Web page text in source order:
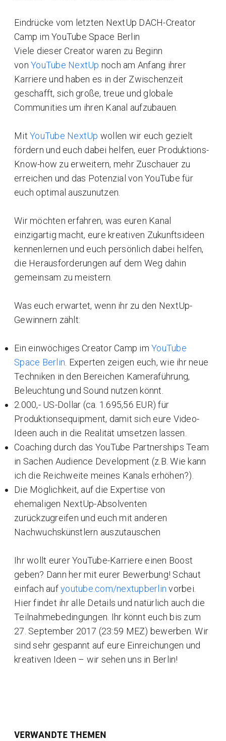
Eindrücke vom letzten NextUp DACH-Creator
Camp im YouTube Space Berlin
Viele dieser Creator waren zu Beginn
von YouTube NextUp noch am Anfang ihrer
Karriere und haben es in der Zwischenzeit
geschafft, sich große, treue und globale
Communities um ihren Kanal aufzubauen.
Mit YouTube NextUp wollen wir euch gezielt
fördern und euch dabei helfen, euer Produktions-
Know-how zu erweitern, mehr Zuschauer zu
erreichen und das Potenzial von YouTube für
euch optimal auszunutzen.
Wir möchten erfahren, was euren Kanal
einzigartig macht, eure kreativen Zukunftsideen
kennenlernen und euch persönlich dabei helfen,
die Herausforderungen auf dem Weg dahin
gemeinsam zu meistern.
Was euch erwartet, wenn ihr zu den NextUp-
Gewinnern zählt:
Ein einwöchiges Creator Camp im YouTube
Space Berlin . Experten zeigen euch, wie ihr neue
Techniken in den Bereichen Kameraführung,
Beleuchtung und Sound nutzen könnt.
2.000,- US-Dollar (ca. 1.695,56 EUR) für
Produktionsequipment, damit sich eure Video-
Ideen auch in die Realität umsetzen lassen.
Coaching durch das YouTube Partnerships Team
in Sachen Audience Development (z.B. Wie kann
ich die Reichweite meines Kanals erhöhen?).
Die Möglichkeit, auf die Expertise von
ehemaligen NextUp-Absolventen
zurückzugreifen und euch mit anderen
Nachwuchskünstlern auszutauschen
Ihr wollt eurer YouTube-Karriere einen Boost
geben? Dann her mit eurer Bewerbung! Schaut
einfach aufyoutube.com/nextupberlin vorbei.
Hier findet ihr alle Details und natürlich auch die
Teilnahmebedingungen. Ihr könnt euch bis zum
27. September 2017 (23:59 MEZ) bewerben. Wir
sind sehr gespannt auf eure Einreichungen und
kreativen Ideen – wir sehen uns in Berlin!
VERWANDTE THEMEN